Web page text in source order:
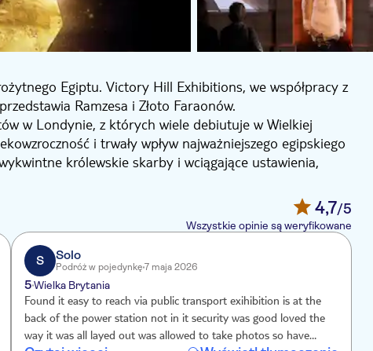
Egiptu. Victory Hill Exhibitions, we współpracy z
Ramzesa i Złoto Faraonów.
w Londynie, z których wiele debiutuje w Wielkiej
i trwały wpływ najważniejszego egipskiego
królewskie skarby i wciągające ustawienia,
występach w Paryżu, San Francisco, Sydney i4,7/5
Wszystkie opinie są weryfikowane
S Solo
Podróż w pojedynkę7 maja 2026
5Wielka Brytania
Found it easy to reach via public transport exihibition is at the
back of the power station not in it security was good loved the
way it was all layed out was allowed to take photos so have